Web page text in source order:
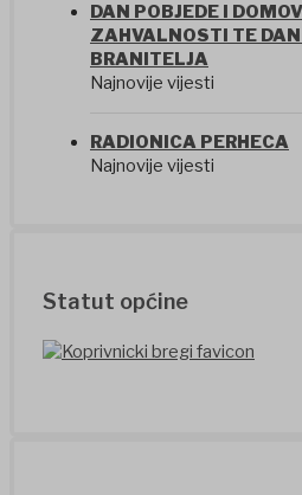
DAN POBJEDE I
ZAHVALNOSTI TE DAN
BRANITELJA
Najnovije vijesti
RADIONICA PERHECA
Najnovije vijesti
Statut općine